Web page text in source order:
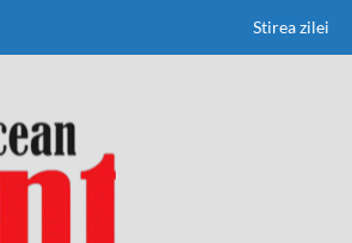
Stirea zilei